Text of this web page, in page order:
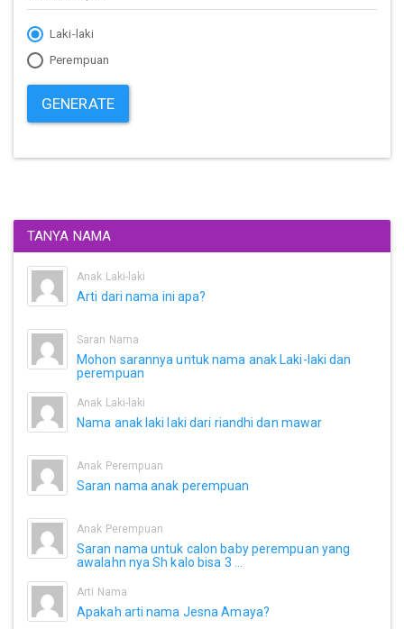
Laki-laki
Perempuan
GENERATE
TANYA NAMA
Anak Laki-laki
Arti dari nama ini apa?
Saran Nama
Mohon sarannya untuk nama anak Laki-laki dan
perempuan
Anak Laki-laki
Nama anak laki laki dari riandhi dan mawar
Anak Perempuan
Saran nama anak perempuan
Anak Perempuan
Saran nama untuk calon baby perempuan yang
awalahn nya Sh kalo bisa 3 ...
Arti Nama
Apakah arti nama Jesna Amaya?